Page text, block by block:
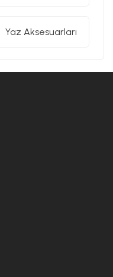
Yaz Aksesuarları